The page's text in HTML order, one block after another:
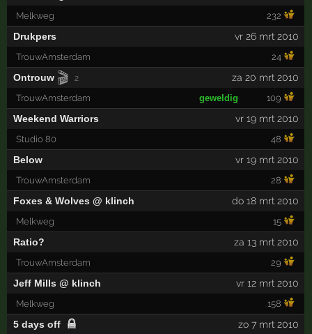
Melkweg 232
Drukpers vr 26 mrt 2010
TrouwAmsterdam 24
Ontrouw 🎬 2 za 20 mrt 2010
TrouwAmsterdam geweldig 109
Weekend Warriors vr 19 mrt 2010
Studio 80 48
Below vr 19 mrt 2010
TrouwAmsterdam 28
Foxes & Wolves @ klinch do 18 mrt 2010
Melkweg 15
Ratio? za 13 mrt 2010
TrouwAmsterdam 29
Jeff Mills @ klinch vr 12 mrt 2010
Melkweg 158
5 days off zo 7 mrt 2010